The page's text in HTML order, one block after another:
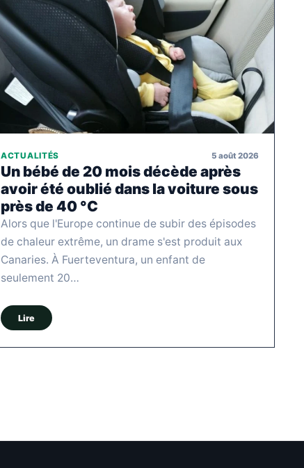
ACTUALITÉS 5 août 2026
Un bébé de 20 mois décède après
avoir été oublié dans la voiture sous
près de 40 °C
Alors que l'Europe continue de subir des épisodes
de chaleur extrême, un drame s'est produit aux
Canaries. À Fuerteventura, un enfant de
seulement 20…
Lire